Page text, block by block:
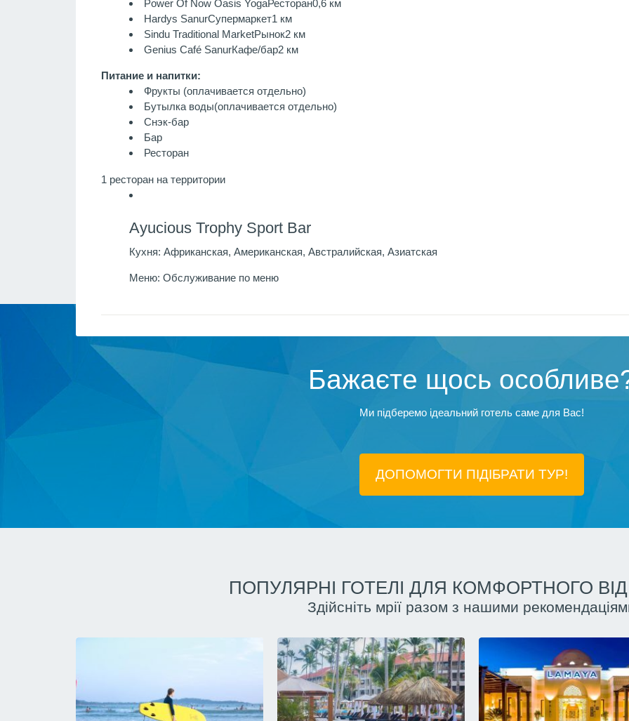
Power Of Now Oasis YogaРесторан0,6 км
Hardys SanurСупермаркет1 км
Sindu Traditional MarketРынок2 км
Genius Café SanurКафе/бар2 км
Питание и напитки:
Фрукты (оплачивается отдельно)
Бутылка воды(оплачивается отдельно)
Снэк-бар
Бар
Ресторан
1 ресторан на территории
Ayucious Trophy Sport Bar
Кухня: Африканская, Американская, Австралийская, Азиатская
Меню: Обслуживание по меню
Бажаєте щось
Ми підберемо ідеальний готель саме для Вас!
ДОПОМОГТИ ПІДIБРАТИ ТУР!
ПОПУЛЯРНІ ГОТЕЛІ ДЛЯ КОМФОРТНОГО
Здійсніть мрії разом з нашими